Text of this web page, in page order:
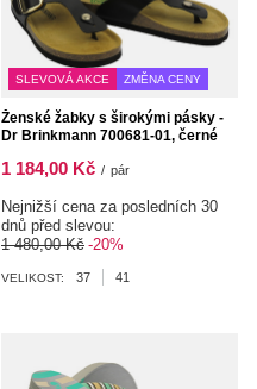
SLEVOVÁ AKCE ZMĚNA CENY
Ženské žabky s širokými pásky -
Dr Brinkmann 700681-01, černé
1 184,00 Kč / pár
Nejnižší cena za posledních 30
dnů před slevou:
1 480,00 Kč -20%
VELIKOST: 37 41